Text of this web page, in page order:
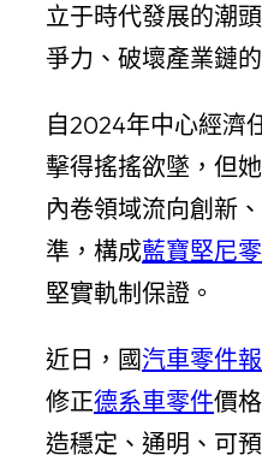
立于時代發展的潮
爭力、破壞產業鏈
自2024年中心經濟
擊得搖搖欲墜，但
內卷領域流向創新
準，構成藍寶堅尼
堅實軌制保證。
近日，國汽車零件
修正德系車零件價
造穩定、通明、可